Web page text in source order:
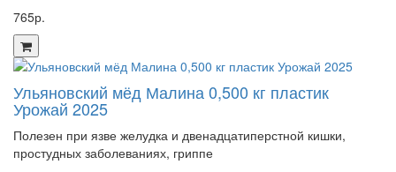
765р.
Ульяновский мёд Малина 0,500 кг пластик
Урожай 2025
Полезен при язве желудка и двенадцатиперстной кишки,
простудных заболеваниях, гриппе